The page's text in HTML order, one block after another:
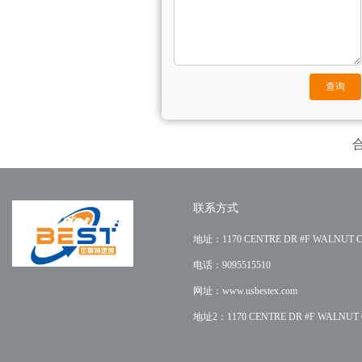
联系方式
地址：1170 CENTRE DR #F WALNUT
电话：9095515510
网址：www.usbestex.com
地址2：1170 CENTRE DR #F WALNUT